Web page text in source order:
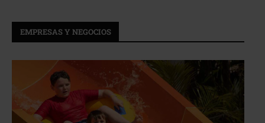
EMPRESAS Y NEGOCIOS